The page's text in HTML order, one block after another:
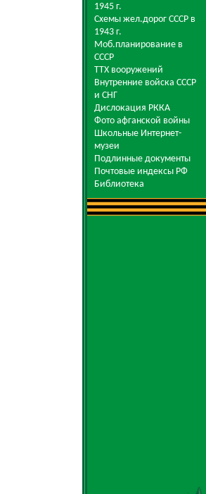
1945 г.
Схемы жел.дорог СССР в
1943 г.
Моб.планирование в
СССР
ТТХ вооружений
Внутренние войска СССР
и СНГ
Дислокация РККА
Фото афганской войны
Школьные Интернет-
музеи
Подлинные документы
Почтовые индексы РФ
Библиотека